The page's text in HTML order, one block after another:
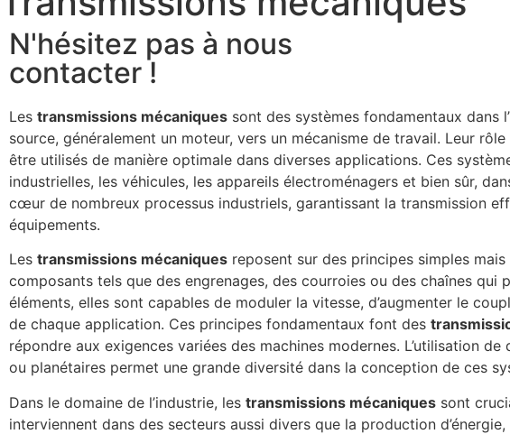
N'hésitez pas à nous
contacter !
Les transmissions mécaniques sont des systèmes fondamentaux dans
source, généralement un moteur, vers un mécanisme de travail. Leur
être utilisés de manière optimale dans diverses applications. Ces
industrielles, les véhicules, les appareils électroménagers et bien sûr,
cœur de nombreux processus industriels, garantissant la transmission
équipements.
Les transmissions mécaniques reposent sur des principes simples
composants tels que des engrenages, des courroies ou des chaînes
éléments, elles sont capables de moduler la vitesse, d’augmenter le
de chaque application. Ces principes fondamentaux font des
répondre aux exigences variées des machines modernes. L’utilisation
ou planétaires permet une grande diversité dans la conception de ces
Dans le domaine de l’industrie, les transmissions mécaniques sont
interviennent dans des secteurs aussi divers que la production